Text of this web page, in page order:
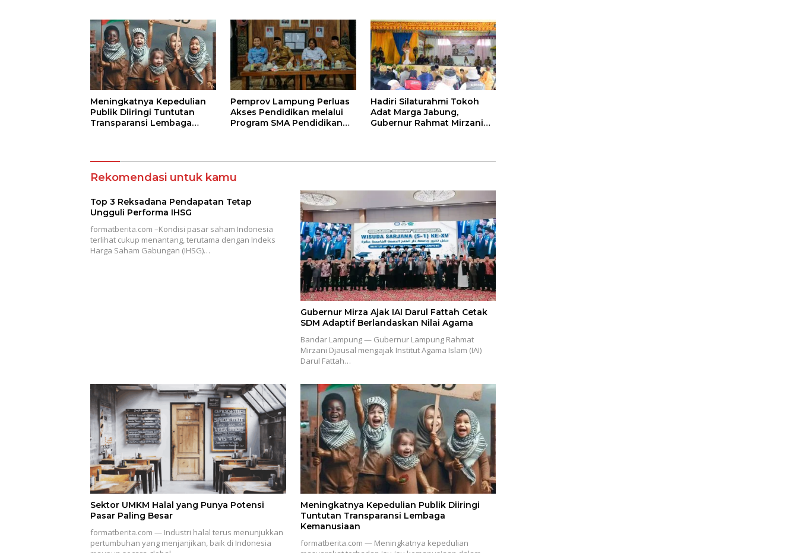
Meningkatnya Kepedulian
Publik Diiringi Tuntutan
Transparansi Lembaga
Pemprov Lampung Perluas
Akses Pendidikan melalui
Program SMA Pendidikan
Hadiri Silaturahmi Tokoh
Adat Marga Jabung,
Gubernur Rahmat Mirzani
Budaya dan SDM
Rekomendasi untuk kamu
Top 3 Reksadana Pendapatan Tetap
Ungguli Performa IHSG
formatberita.com –Kondisi pasar saham Indonesia
terlihat cukup menantang, terutama dengan Indeks
Harga Saham Gabungan (IHSG)…
Gubernur Mirza Ajak IAI Darul Fattah Cetak
SDM Adaptif Berlandaskan Nilai Agama
Bandar Lampung — Gubernur Lampung Rahmat
Mirzani Djausal mengajak Institut Agama Islam (IAI)
Darul Fattah…
Sektor UMKM Halal yang Punya Potensi
Pasar Paling Besar
formatberita.com — Industri halal terus menunjukkan
pertumbuhan yang menjanjikan, baik di Indonesia
Meningkatnya Kepedulian Publik Diiringi
Tuntutan Transparansi Lembaga
Kemanusiaan
formatberita.com — Meningkatnya kepedulian